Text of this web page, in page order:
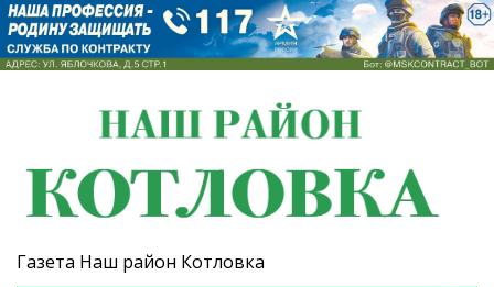
Газета Наш район Котловка